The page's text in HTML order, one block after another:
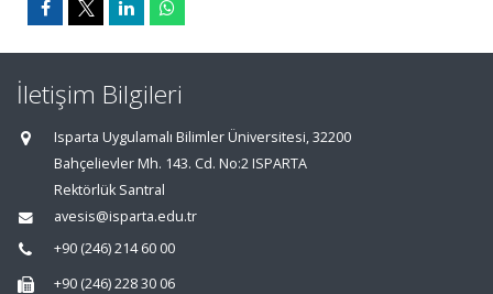
İletişim Bilgileri
Isparta Uygulamalı Bilimler Üniversitesi, 32200
Bahçelievler Mh. 143. Cd. No:2 ISPARTA
Rektörlük Santral
avesis@isparta.edu.tr
+90 (246) 214 60 00
+90 (246) 228 30 06